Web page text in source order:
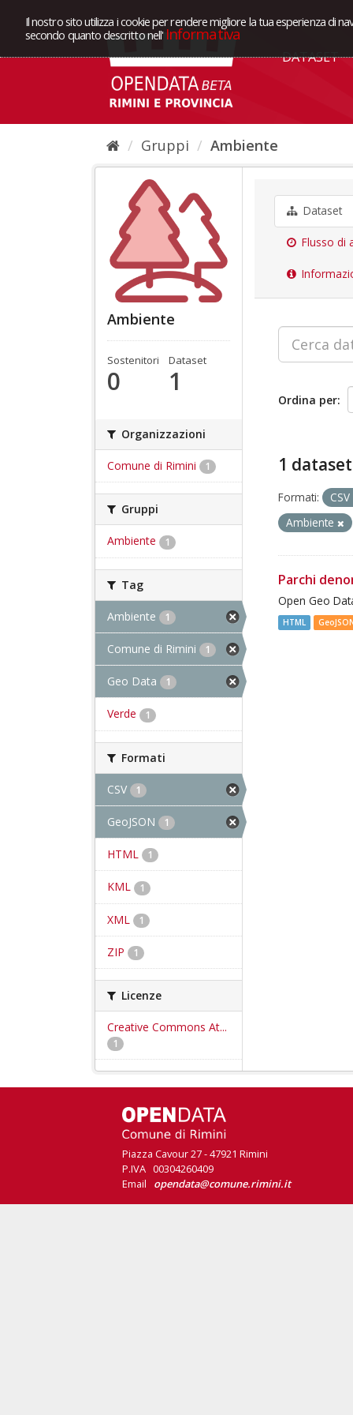
Il nostro sito utilizza i cookie per rendere migliore la tua esperienza di
secondo quanto descritto nell' Informativa
DATASET
Gruppi Ambiente
Ambiente
Sostenitori
0
Dataset
1
Organizzazioni
Comune di Rimini 1
Gruppi
Ambiente 1
Tag
Ambiente 1
Comune di Rimini 1
Geo Data 1
Verde 1
Formati
CSV 1
GeoJSON 1
HTML 1
KML 1
XML 1
ZIP 1
Licenze
Creative Commons At...
1
Dataset
Flusso di
Ordina per
1
Formati:
CSV
Ambiente
Parchi
Open Geo
HTML
Piazza Cavour 27 - 47921 Rimini
P.IVA 00304260409
Email opendata@comune.rimini.it